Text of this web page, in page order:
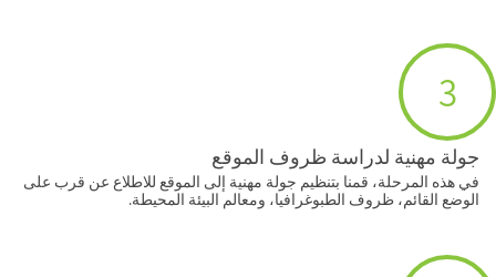
3
جولة مهنية لدراسة ظروف الموقع
في هذه المرحلة، قمنا بتنظيم جولة مهنية إلى الموقع للاطلاع عن قرب على
الوضع القائم، ظروف الطبوغرافيا، ومعالم البيئة المحيطة.